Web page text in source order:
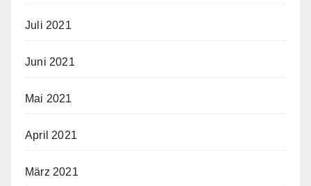
Juli 2021
Juni 2021
Mai 2021
April 2021
März 2021